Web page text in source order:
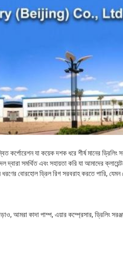
যা কয়েক দশক ধরে শীর্ষ মানের ড্রিলিং
সমর্থিত এবং সহায়তা করি যা আমাদের
বোরহোল ড্রিল রিগ সরবরাহ করতে পারি, যেমন
আমরা কাদা পাম্প, এয়ার কম্প্রেসার, ড্রিলিং